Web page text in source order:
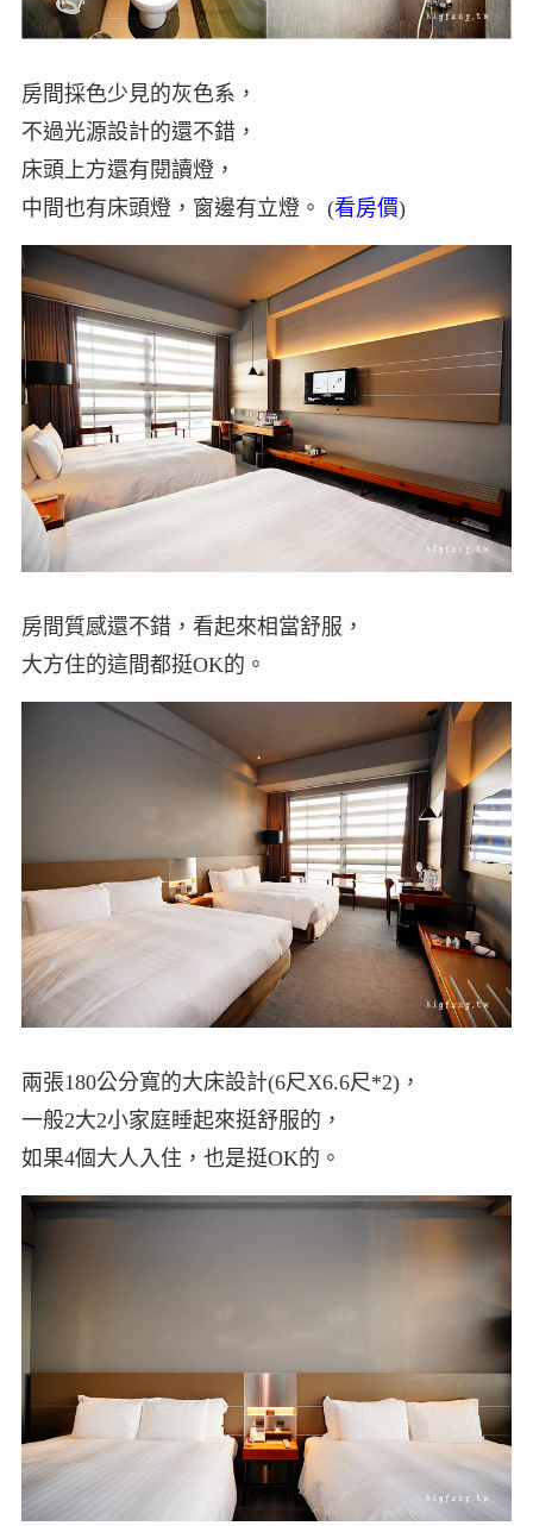
房間採色少見的灰色系，
不過光源設計的還不錯，
床頭上方還有閱讀燈，
中間也有床頭燈，窗邊有立燈。 (看房價)
房間質感還不錯，看起來相當舒服，
大方住的這間都挺OK的。
兩張180公分寬的大床設計(6尺X6.6尺*2)，
一般2大2小家庭睡起來挺舒服的，
如果4個大人入住，也是挺OK的。